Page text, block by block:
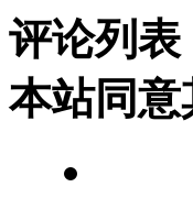
评论列
本站同